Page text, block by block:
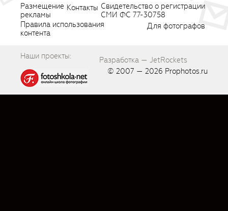
Размещение
рекламы
Контакты Свидетельство о регистрации
СМИ ФС 77-30758
Правила использования
контента
Для фотографов
Наши проекты:
Разработка — JetRockets
© 2007 — 2026 Prophotos.ru